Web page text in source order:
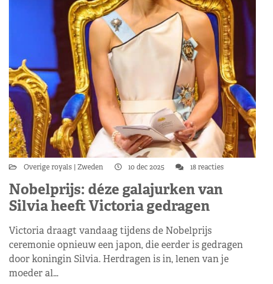
Overige royals Zweden 10 dec 2025 18 reacties
Nobelprijs: déze galajurken van
Silvia heeft Victoria gedragen
Victoria draagt vandaag tijdens de Nobelprijs
ceremonie opnieuw een japon, die eerder is gedragen
door koningin Silvia. Herdragen is in, lenen van je
moeder al…